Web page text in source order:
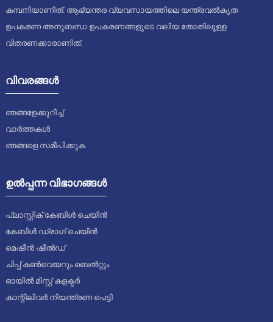
കമ്പനിയാണിത്. ആഭ്യന്തര വ്യവസായത്തിലെ യന്ത്രവൽകൃത
ഉപകരണ അനുബന്ധ ഉപകരണങ്ങളുടെ വലിയ തോതിലുള്ള
വിതരണക്കാരാണിത്.
വിവരങ്ങൾ
ഞങ്ങളേക്കുറിച്ച്
വാർത്തകൾ
ഞങ്ങളെ സമീപിക്കുക
ഉൽപ്പന്ന വിഭാഗങ്ങൾ
പ്ലാസ്റ്റിക് കേബിൾ ചെയിൻ
കേബിൾ ഡ്രാഗ് ചെയിൻ
മെഷീൻ ഷീൽഡ്
ചിപ്പ് കൺവെയറും ബെൽറ്റും
ഓയിൽ മിസ്റ്റ് കളക്ടർ
കാന്റിലിവർ നിയന്ത്രണ പെട്ടി